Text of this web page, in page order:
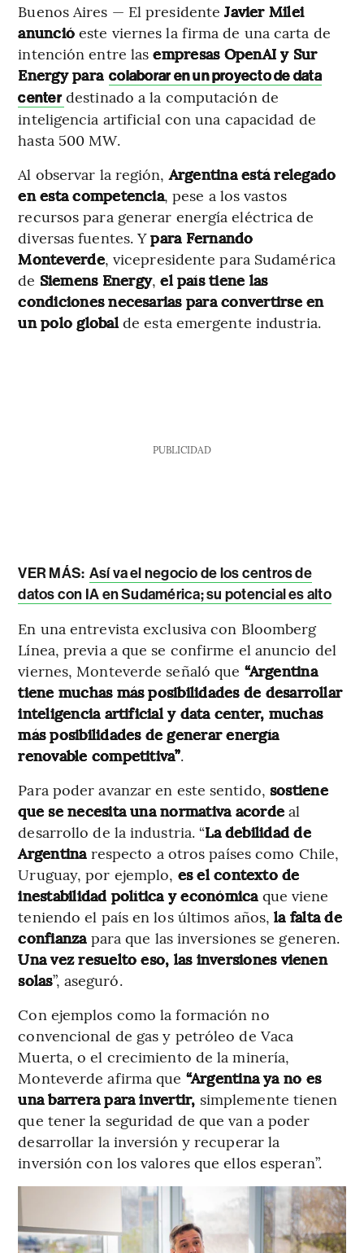
Buenos Aires — El presidenteJavier Milei
anunció este viernes la firma de una carta de
intención entre lasempresas OpenAI y Sur
Energy para colaborar en un proyecto de data
centerdestinado a la computación de
inteligencia artificial con una capacidad de
hasta 500 MW.
Al observar la región,Argentina está relegado
en esta competencia, pese a los vastos
recursos para generar energía eléctrica de
diversas fuentes. Ypara Fernando
Monteverde, vicepresidente para Sudamérica
de Siemens Energy,el país tiene las
condiciones necesarias para convertirse en
un polo globalde esta emergente industria.
PUBLICIDAD
VER MÁS: Así va el negocio de los centros de
datos con IA en Sudamérica; su potencial es alto
En una entrevista exclusiva con Bloomberg
Línea, previa a que se confirme el anuncio del
viernes, Monteverde señaló que “Argentina
tiene muchas más posibilidades de desarrollar
inteligencia artificial y data center, muchas
más posibilidades de generar energía
renovable competitiva”.
Para poder avanzar en este sentido, sostiene
que se necesita una normativa acordeal
desarrollo de la industria. “La debilidad de
Argentinarespecto a otros países como Chile,
Uruguay, por ejemplo, es el contexto de
inestabilidad política y económicaque viene
teniendo el país en los últimos años,la falta de
confianzapara que las inversiones se generen.
Una vez resuelto eso, las inversiones vienen
solas”, aseguró.
Con ejemplos como la formación no
convencional de gas y petróleo de Vaca
Muerta, o el crecimiento de la minería,
Monteverde afirma que “Argentina ya no es
una barrera para invertir, simplemente tienen
que tener la seguridad de que van a poder
desarrollar la inversión y recuperar la
inversión con los valores que ellos esperan”.